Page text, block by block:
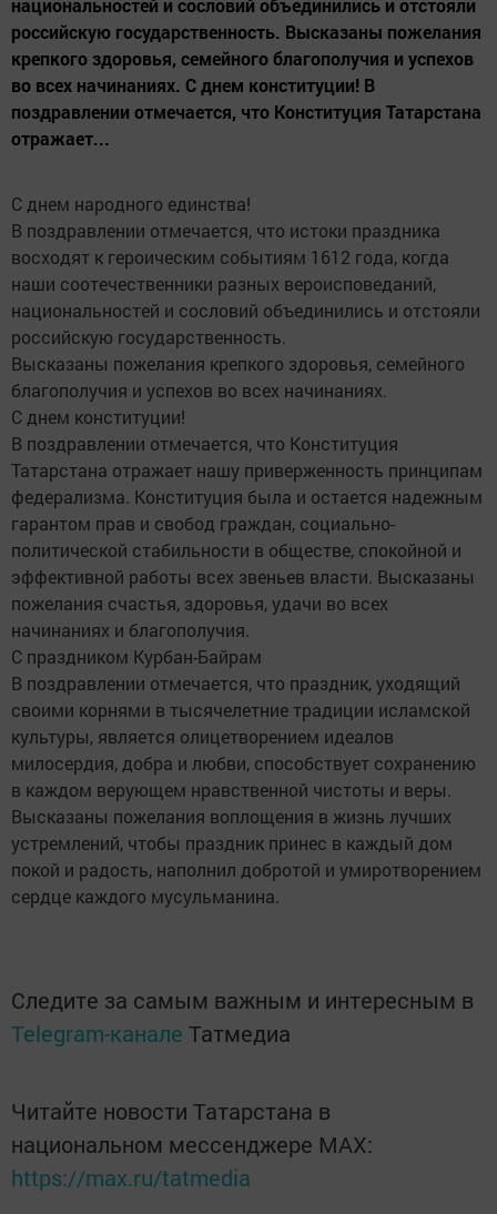
национальностей и сословий объединились и отстояли
российскую государственность. Высказаны пожелания
крепкого здоровья, семейного благополучия и успехов
во всех начинаниях. С днем конституции! В
поздравлении отмечается, что Конституция Татарстана
отражает...
С днем народного единства!
В поздравлении отмечается, что истоки праздника
восходят к героическим событиям 1612 года, когда
наши соотечественники разных вероисповеданий,
национальностей и сословий объединились и отстояли
российскую государственность.
Высказаны пожелания крепкого здоровья, семейного
благополучия и успехов во всех начинаниях.
С днем конституции!
В поздравлении отмечается, что Конституция
Татарстана отражает нашу приверженность принципам
федерализма. Конституция была и остается надежным
гарантом прав и свобод граждан, социально-
политической стабильности в обществе, спокойной и
эффективной работы всех звеньев власти. Высказаны
пожелания счастья, здоровья, удачи во всех
начинаниях и благополучия.
С праздником Курбан-Байрам
В поздравлении отмечается, что праздник, уходящий
своими корнями в тысячелетние традиции исламской
культуры, является олицетворением идеалов
милосердия, добра и любви, способствует сохранению
в каждом верующем нравственной чистоты и веры.
Высказаны пожелания воплощения в жизнь лучших
устремлений, чтобы праздник принес в каждый дом
покой и радость, наполнил добротой и умиротворением
сердце каждого мусульманина.
Следите за самым важным и интересным в
Telegram-канале Татмедиа
Читайте новости Татарстана в
национальном мессенджере MАХ:
https://max.ru/tatmedia